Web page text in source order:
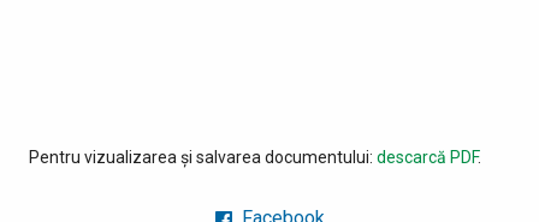
Pentru vizualizarea și salvarea documentului: descarcă PDF.